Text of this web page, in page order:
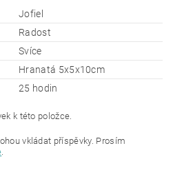
Jofiel
Radost
Svíce
Hranatá 5x5x10cm
25 hodin
k této položce.
vkládat příspěvky. Prosím
.